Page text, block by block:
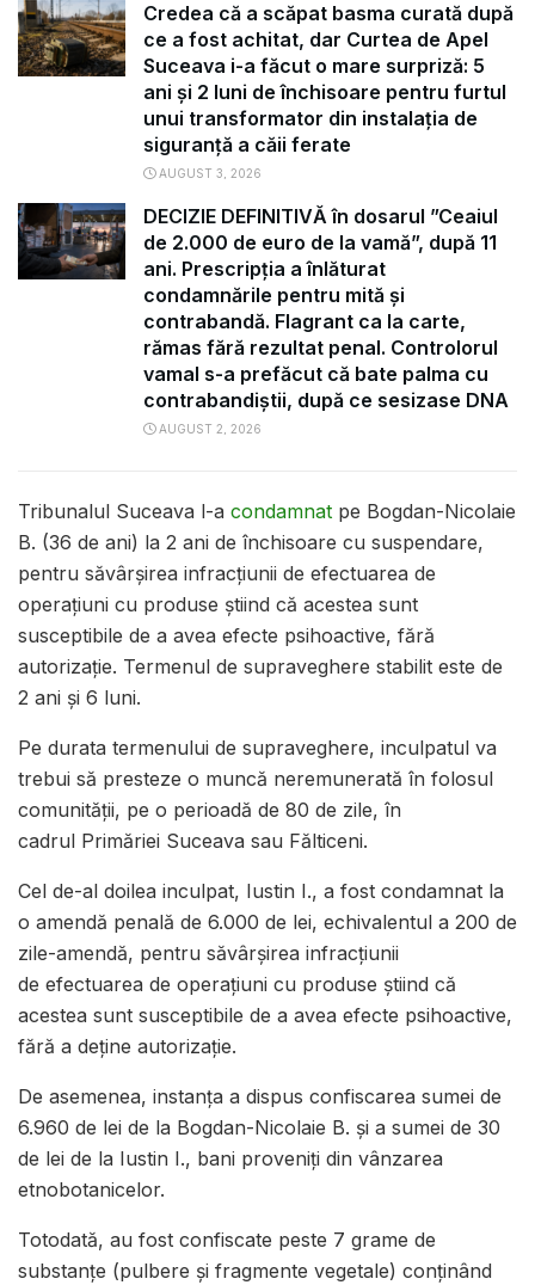
Credea că a scăpat basma curată după
ce a fost achitat, dar Curtea de Apel
Suceava i-a făcut o mare surpriză: 5
ani și 2 luni de închisoare pentru furtul
unui transformator din instalația de
siguranță a căii ferate
AUGUST 3, 2026
DECIZIE DEFINITIVĂ în dosarul ”Ceaiul
de 2.000 de euro de la vamă”, după 11
ani. Prescripția a înlăturat
condamnările pentru mită și
contrabandă. Flagrant ca la carte,
rămas fără rezultat penal. Controlorul
vamal s-a prefăcut că bate palma cu
contrabandiștii, după ce sesizase DNA
AUGUST 2, 2026
Tribunalul Suceava l-a condamnat pe Bogdan-Nicolaie
B. (36 de ani) la 2 ani de închisoare cu suspendare,
pentru săvârșirea infracțiunii de efectuarea de
operațiuni cu produse știind că acestea sunt
susceptibile de a avea efecte psihoactive, fără
autorizație. Termenul de supraveghere stabilit este de
2 ani și 6 luni.
Pe durata termenului de supraveghere, inculpatul va
trebui să presteze o muncă neremunerată în folosul
comunității, pe o perioadă de 80 de zile, în
cadrul Primăriei Suceava sau Fălticeni.
Cel de-al doilea inculpat, Iustin I., a fost condamnat la
o amendă penală de 6.000 de lei, echivalentul a 200 de
zile-amendă, pentru săvârșirea infracțiunii
de efectuarea de operaţiuni cu produse știind că
acestea sunt susceptibile de a avea efecte psihoactive,
fără a deține autorizație.
De asemenea, instanța a dispus confiscarea sumei de
6.960 de lei de la Bogdan-Nicolaie B. și a sumei de 30
de lei de la Iustin I., bani proveniți din vânzarea
etnobotanicelor.
Totodată, au fost confiscate peste 7 grame de
substanțe (pulbere și fragmente vegetale) conținând